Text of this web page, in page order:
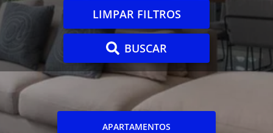
LIMPAR FILTROS
BUSCAR
APARTAMENTOS